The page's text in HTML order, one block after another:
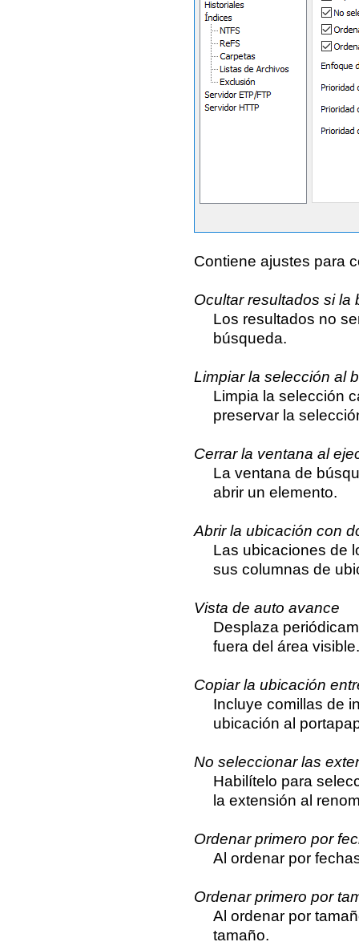
Contiene ajustes para
Ocultar resultados si
Los resultados no
búsqueda.
Limpiar la selección al
Limpia la selección
preservar la
Cerrar la ventana al
La ventana de
abrir un elemento.
Abrir la ubicación con
Las ubicaciones de
sus columnas de
Vista de auto avance
Desplaza
fuera del área visible.
Copiar la ubicación
Incluye comillas de
ubicación al
No seleccionar las
Habilítelo para
la extensión al
Ordenar primero por
Al ordenar por
Ordenar primero por
Al ordenar por
tamaño.